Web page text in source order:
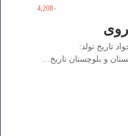
۰4,208
تاریخ تولد: